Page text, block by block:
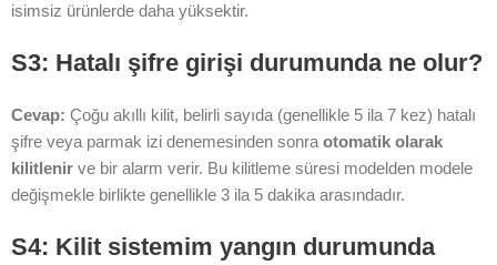
isimsiz ürünlerde daha yüksektir.
S3: Hatalı şifre girişi durumunda ne olur?
Cevap: Çoğu akıllı kilit, belirli sayıda (genellikle 5 ila 7 kez) hatalı
şifre veya parmak izi denemesinden sonra otomatik olarak
kilitlenir ve bir alarm verir. Bu kilitleme süresi modelden modele
değişmekle birlikte genellikle 3 ila 5 dakika arasındadır.
S4: Kilit sistemim yangın durumunda